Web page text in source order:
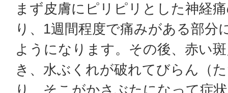
まず皮膚にピリピリとした神経
り、1週間程度で痛みがある部分
ようになります。その後、赤い
き、水ぶくれが破れてびらん（
り、そこがかさぶたになって症